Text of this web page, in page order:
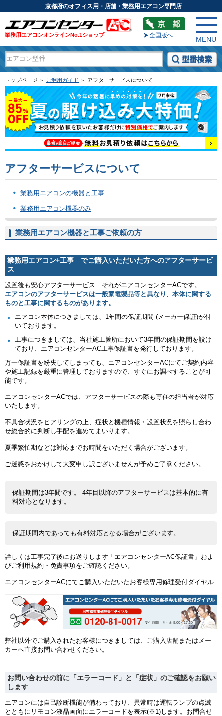
京都府のオフィス用・店舗・業務用エアコン専門店
業務用エアコンオンラインNo.1ショップ 全国版へ
MENU
トップページ ＞ ご利用ガイド ＞ アフターサービスについて
アフターサービスについて
業務用エアコンの機器と工事
業務用エアコン機器のみ
業務用エアコン機器と工事ご依頼の方
業務用エアコン+工事 でご購入いただいた方へのアフターサービ
ス
設置後も安心アフターサービス それがエアコンセンターACです。
エアコンのアフターサービスは一般家電製品等と異なり、本体に関する
ものと工事に関するものがあります。
エアコン本体につきましては、1年間の保証期間 (メーカー保証)が付
いております。
工事につきましては、当社施工箇所において3年間の保証期間を設け
ており、エアコンセンターAC工事保証書を発行しております。
万一保証書を紛失してしまっても、エアコンセンターACにてご契約内容
や施工記録を厳重に管理しておりますので、すぐにお調べすることが可
能です。
エアコンセンターACでは、アフターサービスの際も専任の担当者が対応
いたします。
不具合状況をヒアリングの上、症状と機種情報・設置状況を照らし合わ
せ総合的に判断し手配を進めてまいります。
夏季繁忙期などは対応までお時間をいただく場合がございます。
ご迷惑をおかけして大変申し訳ございませんが予めご了承ください。
保証期間は3年間です。 4年目以降のアフターサービスは基本的に有
料対応となります。
保証期間内であっても有料対応となる場合がございます。
詳しくは工事完了後にお送りします「エアコンセンターAC保証書」およ
びご利用規約・免責事項をご確認ください。
エアコンセンターACにてご購入いただいたお客様専用修理受付ダイヤル
受付時間 月～金 9:00～17:30
弊社以外でご購入されたお客様につきましては、ご購入店舗またはメー
カーへ直接お問い合わせください。
お問い合わせの前に「エラーコード」と「症状」のご確認をお願い
します
エアコンには自己診断機能が備わっており、異常時は運転ランプの点滅
とともにリモコン液晶画面にエラーコードを表示(※1)します。お問合せ